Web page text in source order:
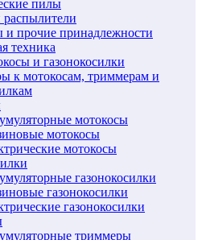
пилы
распылители
прочие принадлежности
техника
и газонокосилки
к мотокосам, триммерам и
мотокосы
мотокосы
мотокосы
газонокосилки
газонокосилки
газонокосилки
триммеры